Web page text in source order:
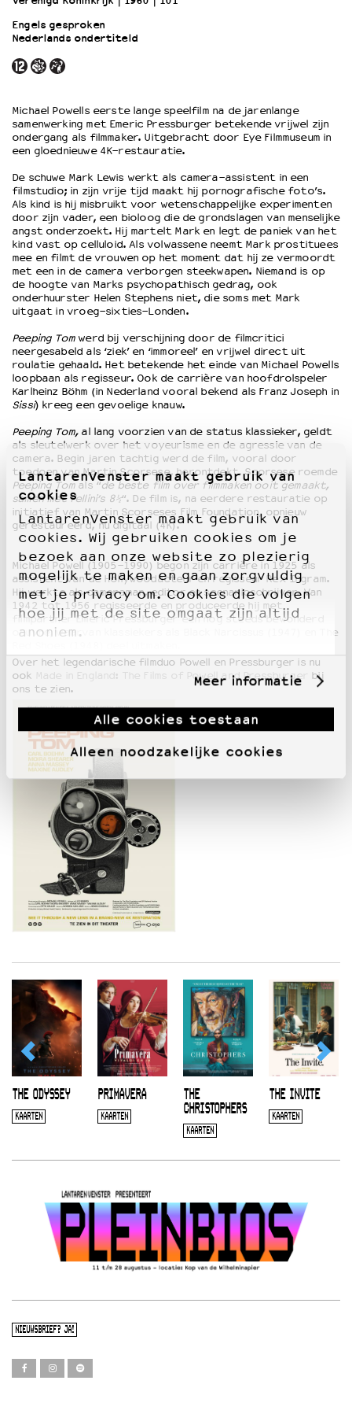
LantarenVenster maakt gebruik van
cookies
LantarenVenster maakt gebruik van
cookies. Wij gebruiken cookies om je
bezoek aan onze website zo plezierig
mogelijk te maken en gaan zorgvuldig
met je privacy om. Cookies die volgen
hoe jij met de site omgaat zijn altijd
anoniem.
Meer informatie
Alle cookies toestaan
Alleen noodzakelijke cookies
OVER LANTARENVENSTER
Wat we doen
Word vriend
Historie
Partners
Huisregels
Privacyverklaring
Integriteits- en gedragscode
Duurzaamheid
Culturele boycot Israël
Ruimte voor artistieke vrijheid – VNPF
Engels gesproken
Nederlands ondertiteld
Michael Powells eerste lange speelfilm na de jarenlange
samenwerking met Emeric Pressburger betekende vrijwel zijn
ondergang als filmmaker. Uitgebracht door Eye Filmmuseum in
een gloednieuwe 4K-restauratie.
De schuwe Mark Lewis werkt als camera-assistent in een
filmstudio; in zijn vrije tijd maakt hij pornografische foto’s.
Als kind is hij misbruikt voor wetenschappelijke experimenten
door zijn vader, een bioloog die de grondslagen van menselijke
angst onderzoekt. Hij martelt Mark en legt de paniek van het
kind vast op celluloid. Als volwassene neemt Mark prostituees
mee en filmt de vrouwen op het moment dat hij ze vermoordt
met een in de camera verborgen steekwapen. Niemand is op
de hoogte van Marks psychopathisch gedrag, ook
onderhuurster Helen Stephens niet, die soms met Mark
uitgaat in vroeg-sixties-Londen.
Peeping Tomwerd bij verschijning door de filmcritici
neergesabeld als ‘ziek’ en ‘immoreel’ en vrijwel direct uit
roulatie gehaald. Het betekende het einde van Michael Powells
loopbaan als regisseur. Ook de carrière van hoofdrolspeler
Karlheinz Böhm (in Nederland vooral bekend als Franz Joseph in
Sissi) kreeg een gevoelige knauw.
Peeping Tom, al lang voorzien van de status klassieker, geldt
als sleutelwerk over het voyeurisme en de agressie van de
camera. Begin jaren tachtig werd de film, vooral door
toedoen van Martin Scorsese, herontdekt. Scorsese roemde
Peeping Tomals “de beste film over filmmaken ooit gemaakt,
samen met Fellini’s 8½“. De film is, na eerdere restauratie op
initiatief van Martin Scorseses Film Foundation, opnieuw
gerestaureerd, nu digitaal (4K).
Michael Powell (1905-1990) begon zijn carrière in 1925 als
assistent van de Hollywoodacteur en regisseur Rex Ingram.
Hij werkte als cameraman, editor en scenarioschrijver. Van
1942 tot 1956 regisseerde en produceerde hij met
filmpartner Emeric Pressburger een nog steeds bewonderd
oeuvre, waarvan klassiekers als Black Narcissus (1947) en The
Over het legendarische filmduo Powell en Pressburger is nu
ook
Made in England: The Films of Powell and Pressburger
bij
ons te zien.
THE ODYSSEY
KAARTEN
PRIMAVERA
KAARTEN
THE
CHRISTOPHERS
KAARTEN
THE INVITE
KAARTEN
NIEUWSBRIEF? JA!